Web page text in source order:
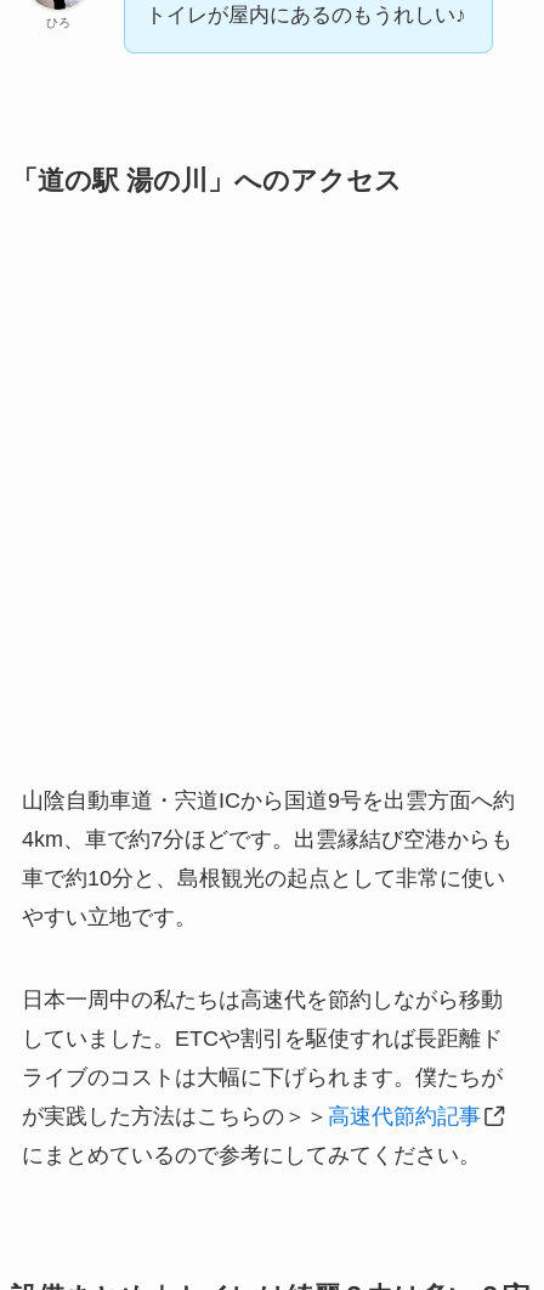
ひろ
トイレが屋内にあるのもうれしい♪
「道の駅 湯の川」へのアクセス
山陰自動車道・宍道ICから国道9号を出雲方面へ約
4km、車で約7分ほどです。出雲縁結び空港からも
車で約10分と、島根観光の起点として非常に使い
やすい立地です。
日本一周中の私たちは高速代を節約しながら移動
していました。ETCや割引を駆使すれば長距離ド
ライブのコストは大幅に下げられます。僕たちが
が実践した方法はこちらの＞＞ 高速代節約記事
にまとめているので参考にしてみてください。